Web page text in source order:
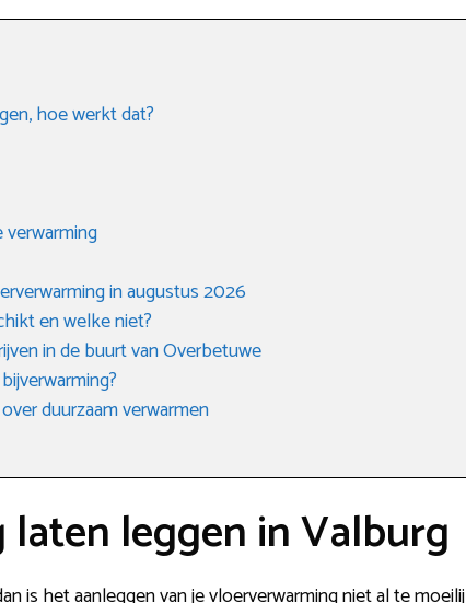
hoe werkt dat?
in augustus 2026
en welke niet?
in de buurt van Overbetuwe
duurzaam verwarmen
leggen in Valburg
is het aanleggen van je vloerverwarming niet al te